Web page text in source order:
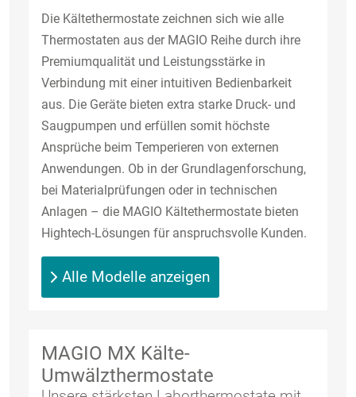
Die Kältethermostate zeichnen sich wie alle
Thermostaten aus der MAGIO Reihe durch ihre
Premiumqualität und Leistungsstärke in
Verbindung mit einer intuitiven Bedienbarkeit
aus. Die Geräte bieten extra starke Druck- und
Saugpumpen und erfüllen somit höchste
Ansprüche beim Temperieren von externen
Anwendungen. Ob in der Grundlagenforschung,
bei Materialprüfungen oder in technischen
Anlagen – die MAGIO Kältethermostate bieten
Hightech-Lösungen für anspruchsvolle Kunden.
Alle Modelle anzeigen
MAGIO MX Kälte-
Umwälzthermostate